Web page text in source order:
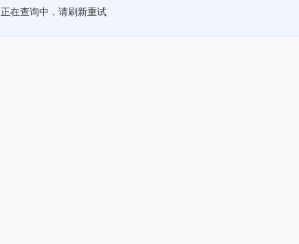
正在查询中，请刷新重试